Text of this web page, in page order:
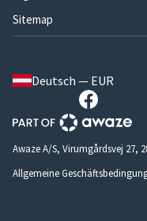
Sitemap
Deutsch — EUR
Awaze A/S, Virumgårdsvej 27,
Allgemeine